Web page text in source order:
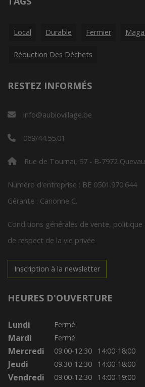
Local Durable Fermier
Réduction Des Déchets
RESTEZ INFORMÉS
info@aubiovillage.be
069/44.55.01
Rue de Tournai, 97 - B-7972
Numéro d'entreprise : BE 0501.970.644
Gérante : Canonne C.
Conditions générales de vente,
de respect de la vie privée
Inscription à la newsletter
HEURES D'OUVERTURE
Lundi Fermé
Mardi Fermé
Mercredi 09:00-12:30 14:00-18:00
Jeudi 09:30-12:30 14:00-18:00
Vendredi 09:00-12:30 14:00-19:00